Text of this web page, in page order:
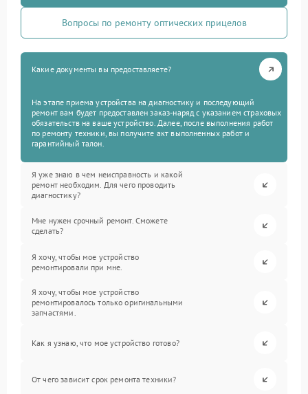
Вопросы по ремонту оптических прицелов
Какие документы вы предоставляете?
На этапе приема устройства на диагностику и последующий
ремонт вам будет предоставлен заказ-наряд с указанием страховых
обязательств на ваше устройство. Далее, после выполнения работ
по ремонту техники, вы получите акт выполненных работ и
гарантийный талон.
Я уже знаю в чем неисправность и какой
ремонт необходим. Для чего проводить
диагностику?
Мне нужен срочный ремонт. Сможете
сделать?
Я хочу, чтобы мое устройство
ремонтировали при мне.
Я хочу, чтобы мое устройство
ремонтировалось только оригинальными
запчастями.
Как я узнаю, что мое устройство готово?
От чего зависит срок ремонта техники?